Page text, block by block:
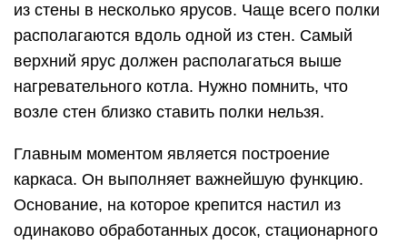
из стены в несколько ярусов. Чаще всего полки
располагаются вдоль одной из стен. Самый
верхний ярус должен располагаться выше
нагревательного котла. Нужно помнить, что
возле стен близко ставить полки нельзя.
Главным моментом является построение
каркаса. Он выполняет важнейшую функцию.
Основание, на которое крепится настил из
одинаково обработанных досок, стационарного